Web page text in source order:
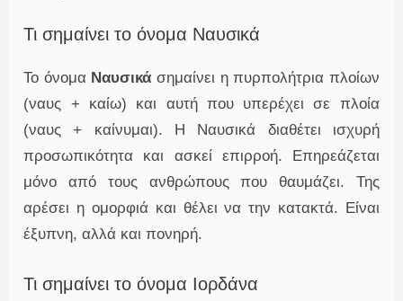
Τι σημαίνει το όνομα Ναυσικά
Το όνομα Ναυσικά σημαίνει η πυρπολήτρια πλοίων
(ναυς + καίω) και αυτή που υπερέχει σε πλοία
(ναυς + καίνυμαι). Η Ναυσικά διαθέτει ισχυρή
προσωπικότητα και ασκεί επιρροή. Επηρεάζεται
μόνο από τους ανθρώπους που θαυμάζει. Της
αρέσει η ομορφιά και θέλει να την κατακτά. Είναι
έξυπνη, αλλά και πονηρή.
Τι σημαίνει το όνομα Ιορδάνα